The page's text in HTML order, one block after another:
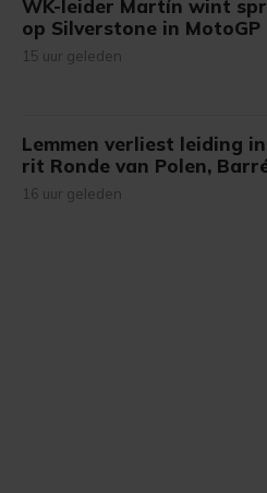
WK-leider Martín wint
op Silverstone in MotoGP
15 uur geleden
Lemmen verliest leiding
rit Ronde van Polen,
16 uur geleden